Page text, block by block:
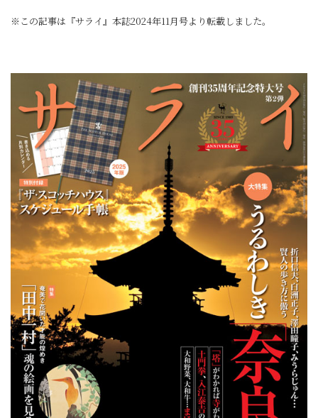
※この記事は『サライ』本誌2024年11月号より転載しました。